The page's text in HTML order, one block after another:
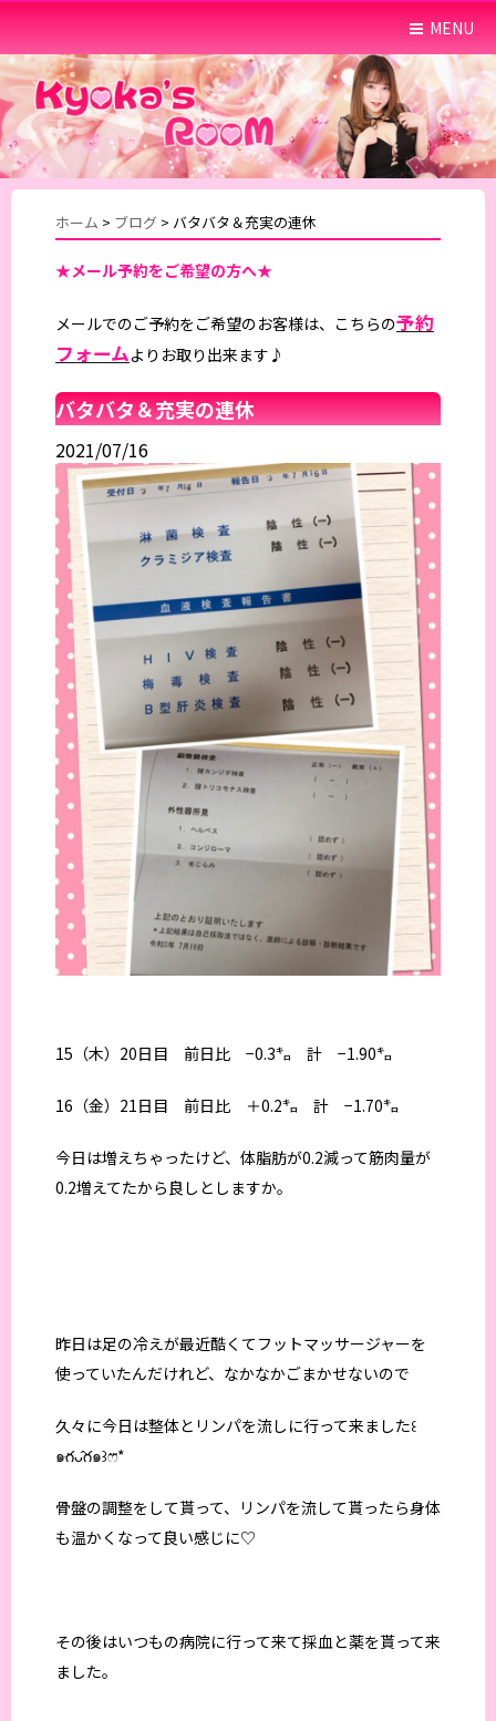
MENU
ホーム > ブログ > バタバタ＆充実の連休
★メール予約をご希望の方へ★
メールでのご予約をご希望のお客様は、こちらの予約
フォームよりお取り出来ます♪
バタバタ＆充実の連休
2021/07/16
15（木）20日目 前日比 −0.3㌔ 計 −1.90㌔
16（金）21日目 前日比 ＋0.2㌔ 計 −1.70㌔
今日は増えちゃったけど、体脂肪が0.2減って筋肉量が
0.2増えてたから良しとしますか。
昨日は足の冷えが最近酷くてフットマッサージャーを
使っていたんだけれど、なかなかごまかせないので
久々に今日は整体とリンパを流しに行って来ました꒰
๑ּగᴗ̂గ๑꒱ෆ⃛*
骨盤の調整をして貰って、リンパを流して貰ったら身体
も温かくなって良い感じに♡
その後はいつもの病院に行って来て採血と薬を貰って来
ました。